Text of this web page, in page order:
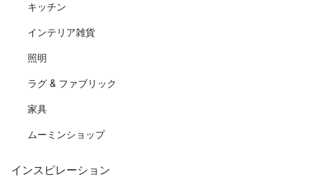
キッチン
インテリア雑貨
照明
ラグ & ファブリック
家具
ムーミンショップ
インスピレーション